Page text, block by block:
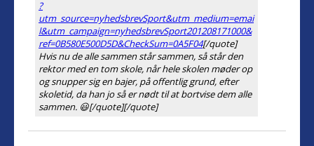
?
utm_source=nyhedsbrevSport&utm_medium=emai
l&utm_campaign=nyhedsbrevSport201208171000&
ref=0B580E500D5D&CheckSum=0A5F04[/quote]
Hvis nu de alle sammen står sammen, så står den
rektor med en tom skole, når hele skolen møder op
og snupper sig en bajer, på offentlig grund, efter
skoletid, da han jo så er nødt til at bortvise dem alle
sammen. 😃[/quote][/quote]